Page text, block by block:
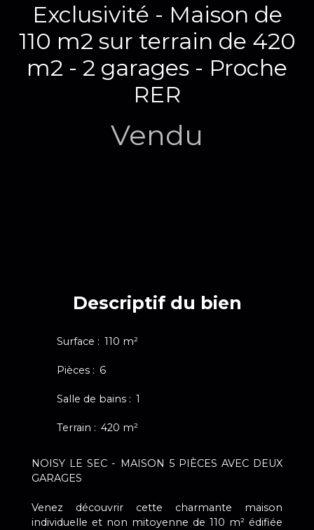
Exclusivité - Maison de
110 m2 sur terrain de 420
m2 - 2 garages - Proche
RER
Vendu
Descriptif du bien
Surface : 110 m²
Pièces : 6
Salle de bains : 1
Terrain : 420 m²
NOISY LE SEC - MAISON 5 PIÈCES AVEC DEUX
GARAGES
Venez découvrir cette charmante maison
individuelle et non mitoyenne de 110 m² édifiée